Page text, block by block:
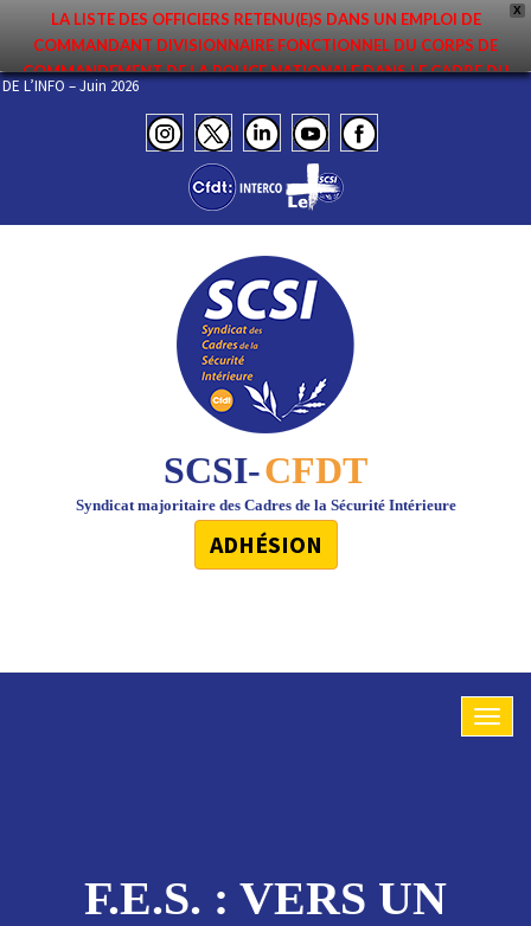
X
LA LISTE DES OFFICIERS RETENU(E)S DANS UN EMPLOI DE
COMMANDANT DIVISIONNAIRE FONCTIONNEL DU CORPS DE
COMMANDEMENT DE LA POLICE NATIONALE DANS LE CADRE DU
PREMIER MOUVEMENT 2026 A ÉTÉ DIFFUSÉE. ELLE EST DISPONIBLE EN
PAGES PROTÉGÉES DU SITE. FÉLICITATIONS AUX NOMMÉ(E)S !
DE L’INFO – Juin 2026
SCSI-CFDT
Syndicat majoritaire des Cadres de la Sécurité Intérieure
ADHÉSION
F.E.S. : VERS UN